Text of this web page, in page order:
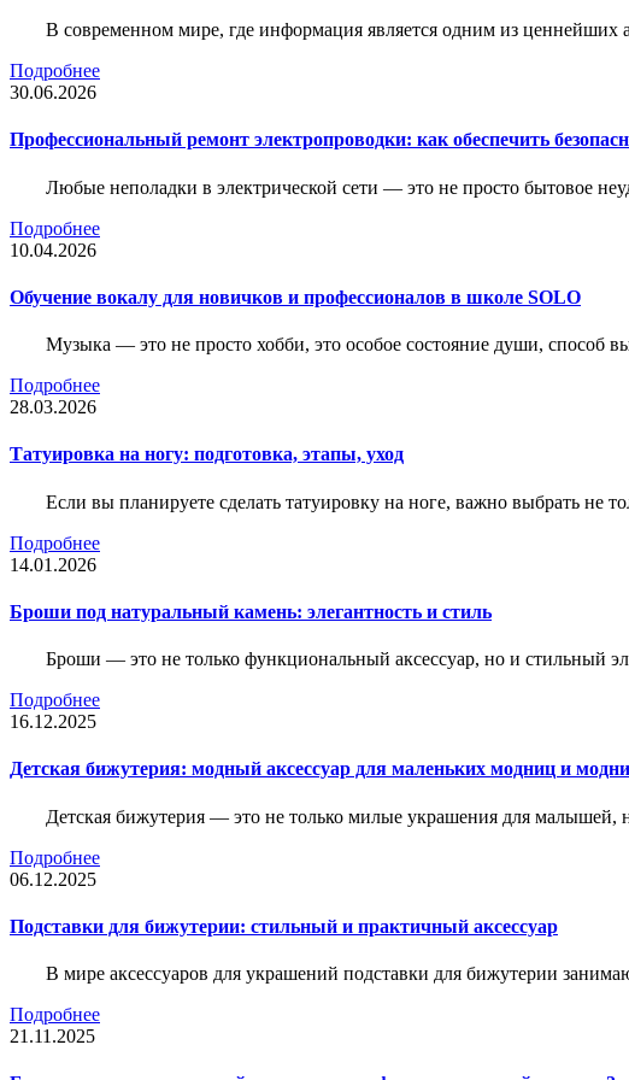
В современном мире, где информация является одним из ценнейших
Подробнее
30.06.2026
Профессиональный ремонт электропроводки: как обеспечить
Любые неполадки в электрической сети — это не просто бытовое
Подробнее
10.04.2026
Обучение вокалу для новичков и профессионалов в школе SOLO
Музыка — это не просто хобби, это особое состояние души, способ
Подробнее
28.03.2026
Татуировка на ногу: подготовка, этапы, уход
Если вы планируете сделать татуировку на ноге, важно выбрать не
Подробнее
14.01.2026
Броши под натуральный камень: элегантность и стиль
Броши — это не только функциональный аксессуар, но и стильный
Подробнее
16.12.2025
Детская бижутерия: модный аксессуар для маленьких модниц и
Детская бижутерия — это не только милые украшения для малышей,
Подробнее
06.12.2025
Подставки для бижутерии: стильный и практичный аксессуар
В мире аксессуаров для украшений подставки для бижутерии
Подробнее
21.11.2025